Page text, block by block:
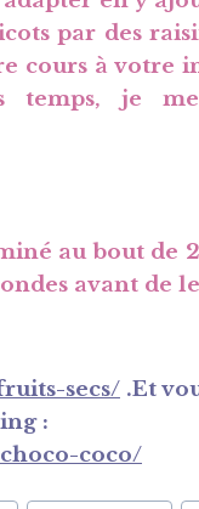
par des
cours à votre
temps, je
au bout de
avant de
secs/ .Et
:
coco/